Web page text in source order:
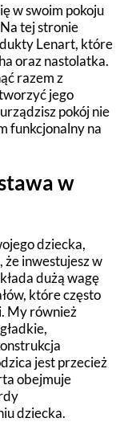
w swoim pokoju
tej stronie
Lenart, które
oraz nastolatka.
razem z
jego
pokój nie
funkcjonalny na
w
dziecka,
że inwestujesz w
dużą wagę
które często
My również
jest przecież
obejmuje
dziecka.